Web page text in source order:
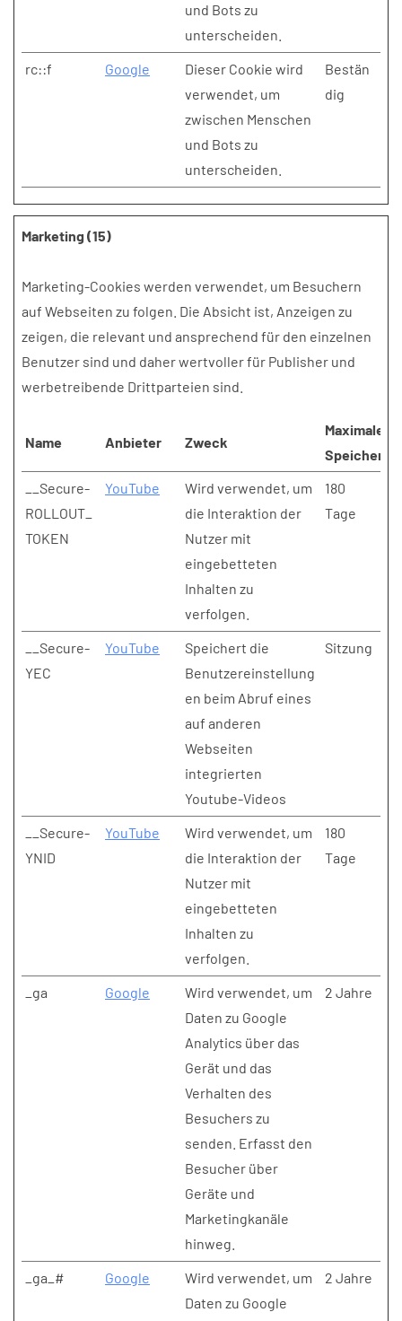
und Bots zu
unterscheiden.
rc::f Google
Dieser Cookie wird
verwendet, um
zwischen Menschen
und Bots zu
unterscheiden.
Bestän
dig
Marketing (15)
Marketing-Cookies werden verwendet, um Besuchern
auf Webseiten zu folgen. Die Absicht ist, Anzeigen zu
zeigen, die relevant und ansprechend für den einzelnen
Benutzer sind und daher wertvoller für Publisher und
werbetreibende Drittparteien sind.
Name Anbieter Zweck
Maximale
__Secure-
ROLLOUT_
TOKEN
YouTube
Wird verwendet, um
die Interaktion der
Nutzer mit
eingebetteten
Inhalten zu
verfolgen.
180
Tage
__Secure-
YEC
YouTube
Speichert die
Benutzereinstellung
en beim Abruf eines
auf anderen
Webseiten
integrierten
Youtube-Videos
Sitzung
__Secure-
YNID
YouTube
Wird verwendet, um
die Interaktion der
Nutzer mit
eingebetteten
Inhalten zu
verfolgen.
180
Tage
_ga Google
Wird verwendet, um
Daten zu Google
Analytics über das
Gerät und das
Verhalten des
Besuchers zu
senden. Erfasst den
Besucher über
Geräte und
Marketingkanäle
hinweg.
2 Jahre
_ga_# Google
Wird verwendet, um
Daten zu Google
2 Jahre